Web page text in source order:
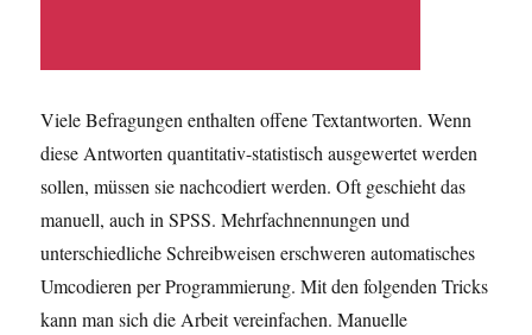
Viele Befragungen enthalten offene Textantworten. Wenn
diese Antworten quantitativ-statistisch ausgewertet werden
sollen, müssen sie nachcodiert werden. Oft geschieht das
manuell, auch in SPSS. Mehrfachnennungen und
unterschiedliche Schreibweisen erschweren automatisches
Umcodieren per Programmierung. Mit den folgenden Tricks
kann man sich die Arbeit vereinfachen. Manuelle